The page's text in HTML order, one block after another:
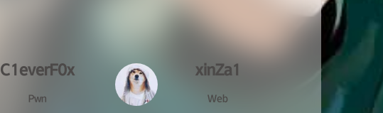
C1everF0x
Pwn
xinZa1
Web